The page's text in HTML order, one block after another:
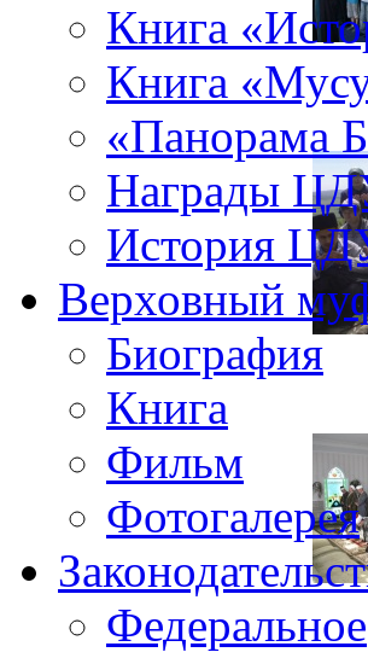
Книга
Книга
«Панорама
Награды
История
Верховный
Биография
Книга
Фильм
Фотогалерея
Федеральное